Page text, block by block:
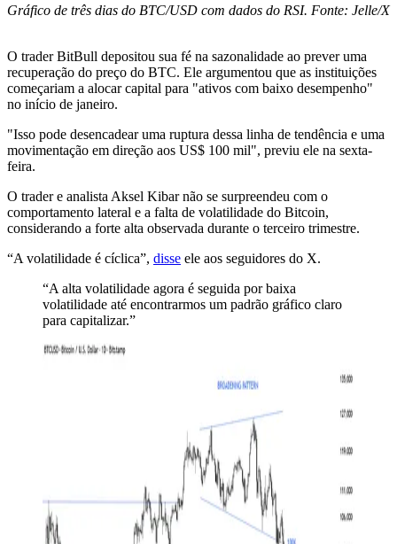
Gráfico de três dias do BTC/USD com dados do RSI. Fonte: Jelle/X
O trader BitBull depositou sua fé na sazonalidade ao prever uma
recuperação do preço do BTC. Ele argumentou que as instituições
começariam a alocar capital para "ativos com baixo desempenho"
no início de janeiro.
"Isso pode desencadear uma ruptura dessa linha de tendência e uma
movimentação em direção aos US$ 100 mil", previu ele na sexta-
feira.
O trader e analista Aksel Kibar não se surpreendeu com o
comportamento lateral e a falta de volatilidade do Bitcoin,
considerando a forte alta observada durante o terceiro trimestre.
“A volatilidade é cíclica”, disse ele aos seguidores do X.
“A alta volatilidade agora é seguida por baixa
volatilidade até encontrarmos um padrão gráfico claro
para capitalizar.”